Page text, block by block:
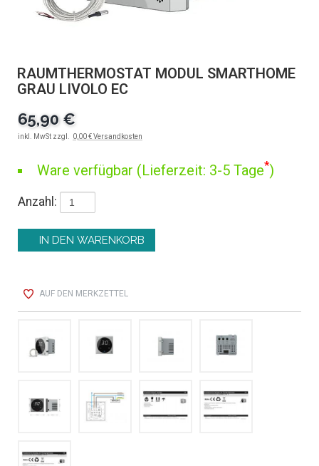
RAUMTHERMOSTAT MODUL SMARTHOME
GRAU LIVOLO EC
65,90 €
inkl. MwSt zzgl. 0,00 € Versandkosten
Ware verfügbar (Lieferzeit: 3-5 Tage*)
Anzahl:
AUF DEN MERKZETTEL